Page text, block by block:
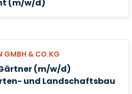
(m/w/d)
GMBH & CO.KG
(m/w/d)
und Landschaftsbau